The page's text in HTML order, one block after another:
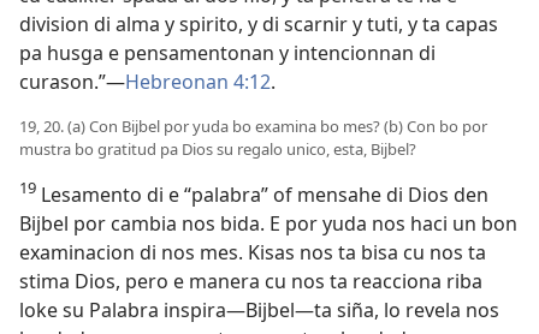
division di alma y spirito, y di scarnir y tuti, y ta capas
pa husga e pensamentonan y intencionnan di
curason.”—Hebreonan 4:12.
19, 20. (a) Con Bijbel por yuda bo examina bo mes? (b) Con bo por
mustra bo gratitud pa Dios su regalo unico, esta, Bijbel?
19 Lesamento di e “palabra” of mensahe di Dios den
Bijbel por cambia nos bida. E por yuda nos haci un bon
examinacion di nos mes. Kisas nos ta bisa cu nos ta
stima Dios, pero e manera cu nos ta reacciona riba
loke su Palabra inspira—Bijbel—ta siña, lo revela nos